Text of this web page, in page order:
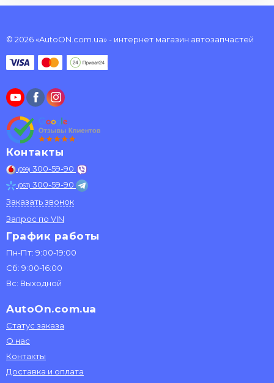
© 2026 «AutoON.com.ua» - интернет магазин автозапчастей
Контакты
(099) 300-59-90
(067) 300-59-90
Заказать звонок
Запрос по VIN
График работы
Пн-Пт: 9:00-19:00
Сб: 9:00-16:00
Вс: Выходной
AutoOn.com.ua
Статус заказа
О нас
Контакты
Доставка и оплата